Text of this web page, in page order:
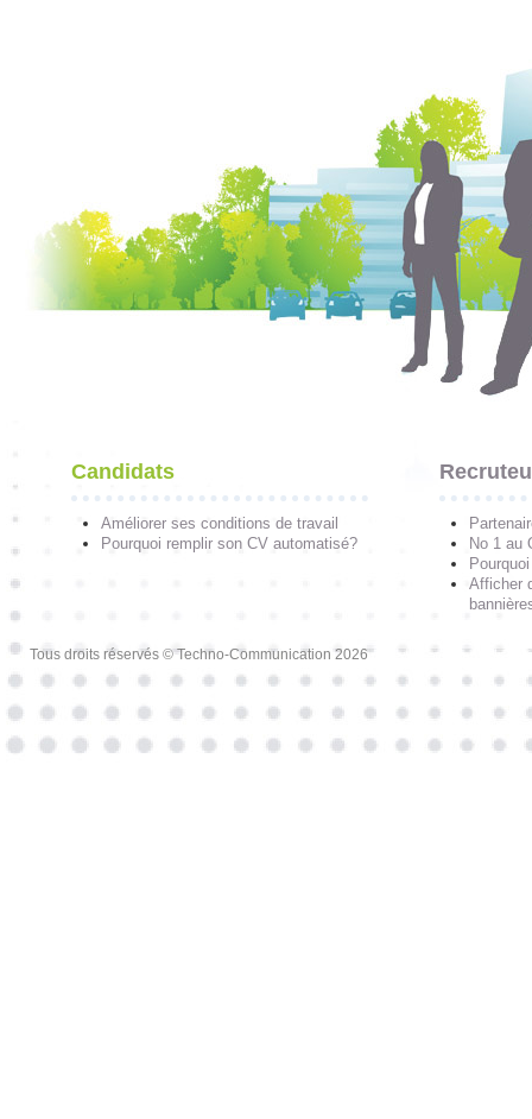
Candidats
Améliorer ses conditions de travail
Pourquoi remplir son CV automatisé?
No 1 au
Afficher
Tous droits réservés © Techno-Communication 2026